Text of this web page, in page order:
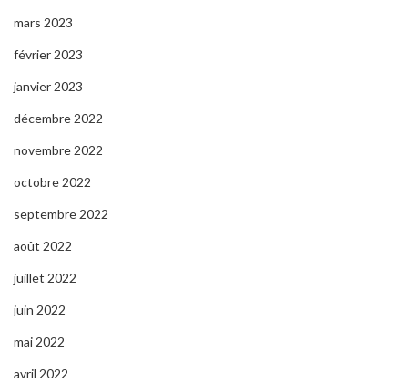
mars 2023
février 2023
janvier 2023
décembre 2022
novembre 2022
octobre 2022
septembre 2022
août 2022
juillet 2022
juin 2022
mai 2022
avril 2022